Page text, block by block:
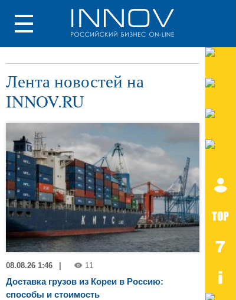
Лента новостей на
INNOV.RU
08.08.26 1:46 11
Доставка грузов из Кореи в Россию:
способы и стоимость